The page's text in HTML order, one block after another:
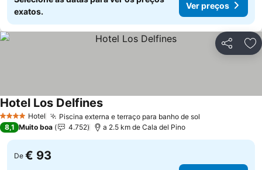
exatos.
Ver preços
Partilhar
4 EstrelasHotel Piscina externa e terraço para banho de sol
Hotel Los DelfinesVer preços
8,1 Muito boa 4.752 a 2.5 km de Cala del Pino
De € 93